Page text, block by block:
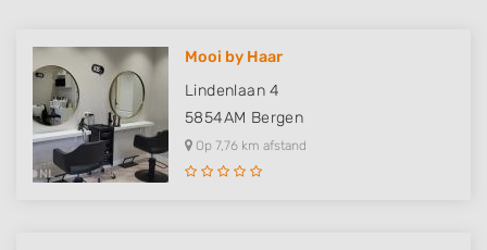
Mooi by Haar
Lindenlaan 4
5854AM Bergen
Op 7,76 km afstand